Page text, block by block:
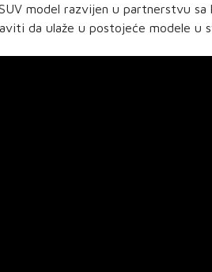
model razvijen u partnerstvu sa
da ulaže u postojeće modele u